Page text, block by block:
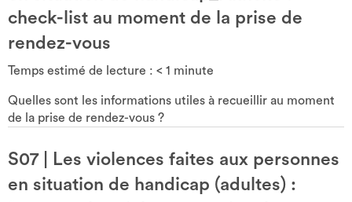
check-list au moment de la prise de
rendez-vous
Temps estimé de lecture : < 1 minute
Quelles sont les informations utiles à recueillir au moment
de la prise de rendez-vous ?
S07
Les violences faites aux personnes
en situation de handicap (adultes) :